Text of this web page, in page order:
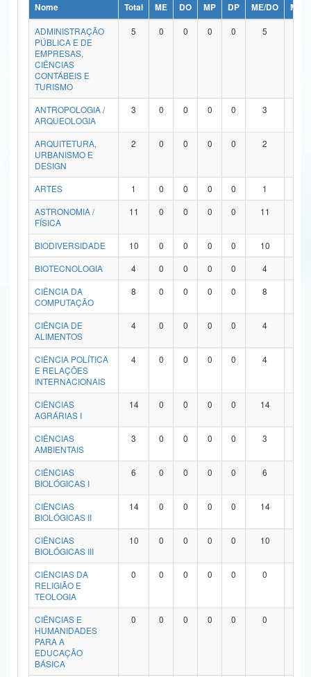
Ministério da Ciência, Tecnologia, Inovações e Comunicações
Ministério do Meio Ambiente
Ministério do Turismo
Ministério do Desenvolvimento Regional
Controladoria-Geral da União
Ministério da Mulher, da Família e dos Direitos Humanos
Secretaria de Governo
Advocacia-Geral da União
Banco Central do Brasil
Nome Total ME DO MP DP ME/DO
MP/
ADMINISTRAÇÃO
PÚBLICA E DE
EMPRESAS,
CIÊNCIAS
CONTÁBEIS E
TURISMO
5 0 0 0 0 5
ANTROPOLOGIA /
ARQUEOLOGIA
3 0 0 0 0 3
ARQUITETURA,
URBANISMO E
DESIGN
2 0 0 0 0 2
ARTES 1 0 0 0 0 1
ASTRONOMIA /
FÍSICA
11 0 0 0 0 11
BIODIVERSIDADE 10 0 0 0 0 10
BIOTECNOLOGIA
4 0 0 0 0 4
CIÊNCIA DA
COMPUTAÇÃO
8 0 0 0 0 8
CIÊNCIA DE
ALIMENTOS
4 0 0 0 0 4
CIÊNCIA POLÍTICA
E RELAÇÕES
INTERNACIONAIS
4 0 0 0 0 4
CIÊNCIAS
AGRÁRIAS I
14 0 0 0 0 14
CIÊNCIAS
AMBIENTAIS
3 0 0 0 0 3
CIÊNCIAS
BIOLÓGICAS I
6 0 0 0 0 6
CIÊNCIAS
BIOLÓGICAS II
14 0 0 0 0 14
CIÊNCIAS
BIOLÓGICAS III
10 0 0 0 0 10
CIÊNCIAS DA
RELIGIÃO E
TEOLOGIA
0 0 0 0 0 0
CIÊNCIAS E
HUMANIDADES
PARA A
EDUCAÇÃO
BÁSICA
0 0 0 0 0 0